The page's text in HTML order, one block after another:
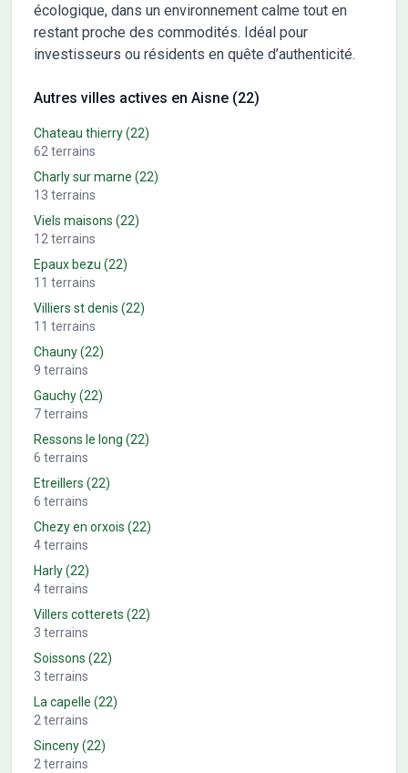
écologique, dans un environnement calme tout en
restant proche des commodités. Idéal pour
investisseurs ou résidents en quête d’authenticité.
Autres villes actives en Aisne (22)
Chateau thierry(22)
62terrains
Charly sur marne (22)
13 terrains
Viels maisons (22)
12terrains
Epaux bezu (22)
11 terrains
Villiers st denis (22)
11 terrains
Chauny(22)
9 terrains
Gauchy(22)
7terrains
Ressons le long (22)
6 terrains
Etreillers (22)
6 terrains
Chezy en orxois (22)
4terrains
Harly(22)
4terrains
Villers cotterets (22)
3 terrains
Soissons (22)
3 terrains
La capelle (22)
2terrains
Sinceny(22)
2terrains